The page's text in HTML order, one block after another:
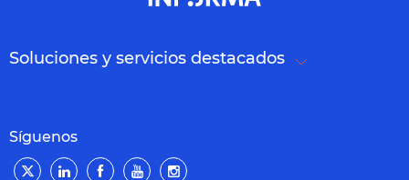
Soluciones y servicios destacados
Síguenos